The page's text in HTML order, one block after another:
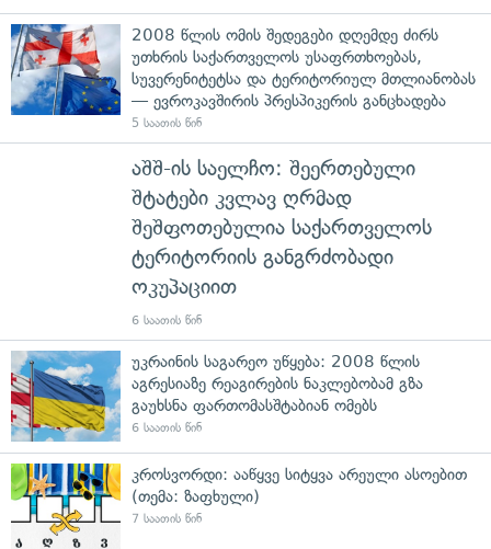
2008 წლის ომის შედეგები დღემდე ძირს
უთხრის საქართველოს უსაფრთხოებას,
სუვერენიტეტსა და ტერიტორიულ მთლიანობას
— ევროკავშირის პრესპიკერის განცხადება
5 საათის წინ
აშშ-ის საელჩო: შეერთებული
შტატები კვლავ ღრმად
შეშფოთებულია საქართველოს
ტერიტორიის განგრძობადი
ოკუპაციით
6 საათის წინ
უკრაინის საგარეო უწყება: 2008 წლის
აგრესიაზე რეაგირების ნაკლებობამ გზა
გაუხსნა ფართომასშტაბიან ომებს
6 საათის წინ
კროსვორდი: ააწყვე სიტყვა არეული ასოებით
(თემა: ზაფხული)
7 საათის წინ